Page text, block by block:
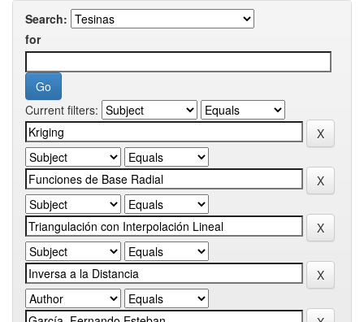
Search:
for
Current filters: